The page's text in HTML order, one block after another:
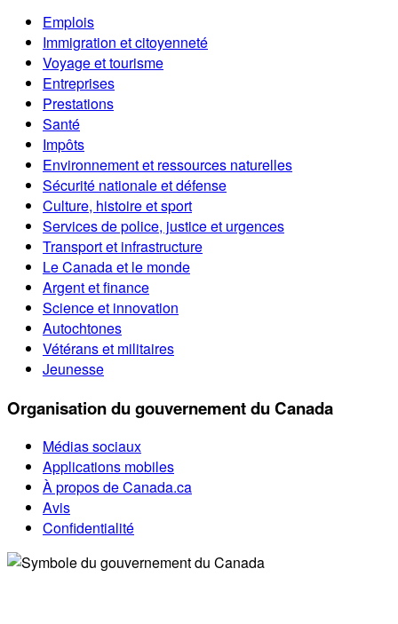
Emplois
Immigration et citoyenneté
Voyage et tourisme
Entreprises
Prestations
Santé
Impôts
Environnement et ressources naturelles
Sécurité nationale et défense
Culture, histoire et sport
Services de police, justice et urgences
Transport et infrastructure
Le Canada et le monde
Argent et finance
Science et innovation
Autochtones
Vétérans et militaires
Jeunesse
Organisation du gouvernement du Canada
Médias sociaux
Applications mobiles
À propos de Canada.ca
Avis
Confidentialité